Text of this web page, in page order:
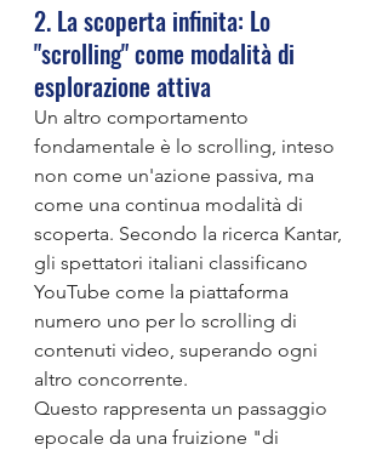
2. La scoperta infinita: Lo
"scrolling" come modalità di
esplorazione attiva
Un altro comportamento
fondamentale è lo scrolling, inteso
non come un'azione passiva, ma
come una continua modalità di
scoperta. Secondo la ricerca Kantar,
gli spettatori italiani classificano
YouTube come la piattaforma
numero uno per lo scrolling di
contenuti video, superando ogni
altro concorrente.
Questo rappresenta un passaggio
epocale da una fruizione "di